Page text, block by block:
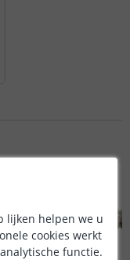
lijken helpen we u
cookies werkt
functie.